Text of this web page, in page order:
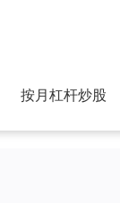
按月杠杆炒股